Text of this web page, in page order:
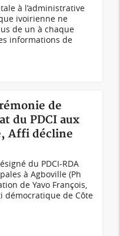
à l’administrative
ivoirienne ne
de un à chaque
informations de
de
du PDCI aux
Affi décline
du PDCI-RDA
à Agboville (Ph
de Yavo François,
démocratique de Côte